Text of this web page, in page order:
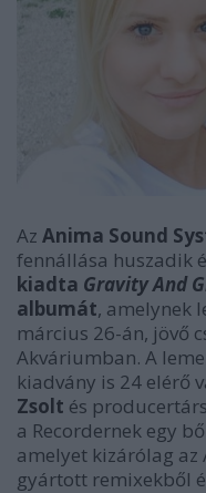
Az Anima Sound
fennállása huszadik
kiadta Gravity And
albumát, amelynek
március 26-án, jövő
Akváriumban. A
kiadvány is 24 elérő
Zsolt és
a Recordernek egy
amelyet kizárólag az
gyártott remixekből